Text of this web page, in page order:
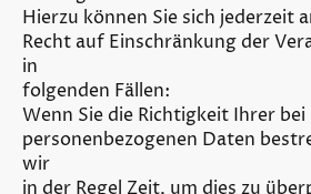
Hierzu können Sie sich jederzeit
Recht auf Einschränkung der
in
folgenden Fällen:
Wenn Sie die Richtigkeit Ihrer
personenbezogenen Daten
wir
in der Regel Zeit, um dies zu